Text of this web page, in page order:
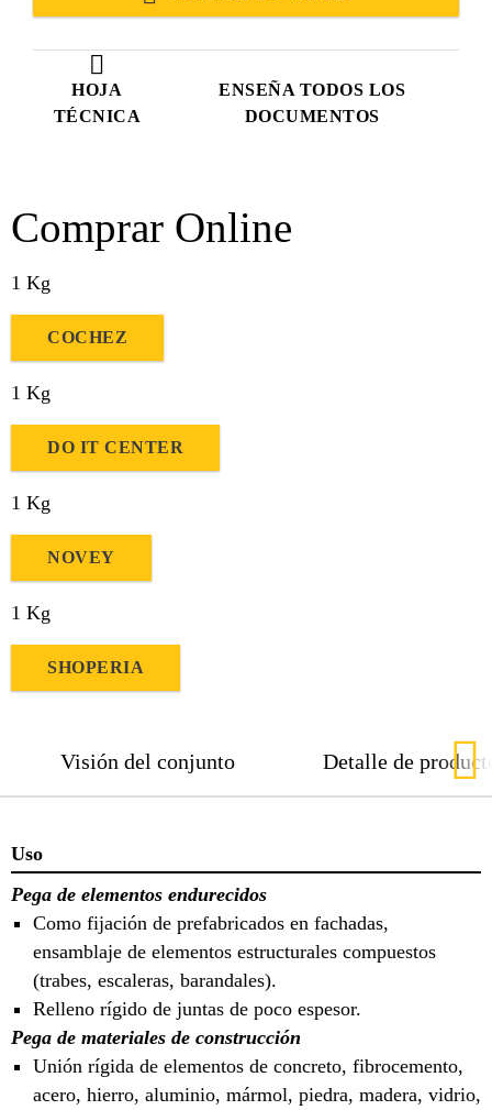
HOJA
TÉCNICA
ENSEÑA TODOS LOS
DOCUMENTOS
Comprar Online
1 Kg
COCHEZ
1 Kg
DO IT CENTER
1 Kg
NOVEY
1 Kg
SHOPERIA
Visión del conjunto Detalle de
Uso
Pega de elementos endurecidos
Como fijación de prefabricados en fachadas,
ensamblaje de elementos estructurales compuestos
(trabes, escaleras, barandales).
Relleno rígido de juntas de poco espesor.
Pega de materiales de construcción
Unión rígida de elementos de concreto, fibrocemento,
acero, hierro, aluminio, mármol, piedra, madera, vidrio,